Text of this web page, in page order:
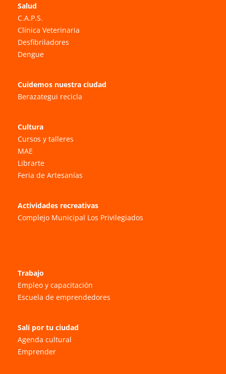
Salud
C.A.P.S.
Clínica Veterinaria
Desfibriladores
Dengue
Cuidemos nuestra ciudad
Berazategui recicla
Cultura
Cursos y talleres
MAE
Librarte
Feria de Artesanías
Actividades recreativas
Complejo Municipal Los Privilegiados
Trabajo
Empleo y capacitación
Escuela de emprendedores
Salí por tu ciudad
Agenda cultural
Emprender